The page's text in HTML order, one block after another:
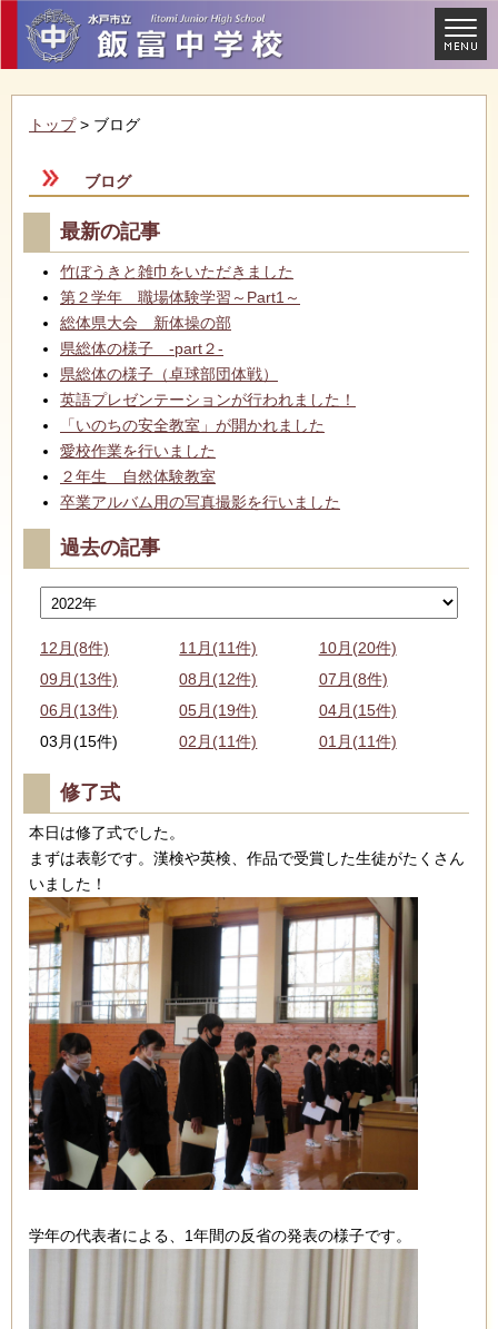
トップ> ブログ
ブログ
最新の記事
竹ぼうきと雑巾をいただきました
第２学年 職場体験学習～Part1～
総体県大会 新体操の部
県総体の様子 -part２-
県総体の様子（卓球部団体戦）
英語プレゼンテーションが行われました！
「いのちの安全教室」が開かれました
愛校作業を行いました
２年生 自然体験教室
卒業アルバム用の写真撮影を行いました
過去の記事
12月(8件) 11月(11件)
10月(20件)
09月(13件)
08月(12件)
07月(8件)
06月(13件)
05月(19件)
04月(15件)
03月(15件)
02月(11件) 01月(11件)
修了式
本日は修了式でした。
まずは表彰です。漢検や英検、作品で受賞した生徒がたくさん
いました！
学年の代表者による、1年間の反省の発表の様子です。